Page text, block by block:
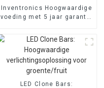
Inventronics Hoogwaardige
voeding met 5 jaar garantie
LED Clone Bars: